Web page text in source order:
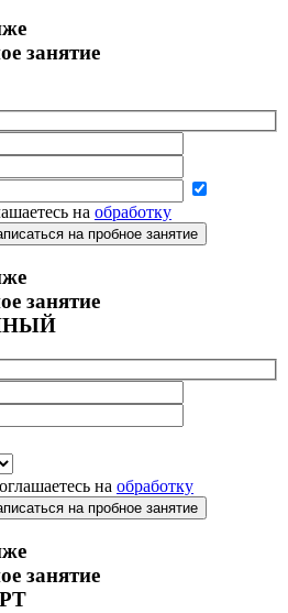
занятие
на обработку
на пробное занятие
занятие
на обработку
на пробное занятие
занятие